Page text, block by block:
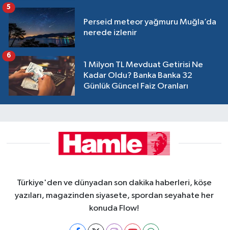
Perseid meteor yağmuru Muğla’da
nerede izlenir
5
1 Milyon TL Mevduat Getirisi Ne
Kadar Oldu? Banka Banka 32
Günlük Güncel Faiz Oranları
6
Türkiye'den ve dünyadan son dakika haberleri, köşe
yazıları, magazinden siyasete, spordan seyahate her
konuda Flow!